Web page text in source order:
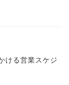
ける営業スケジ